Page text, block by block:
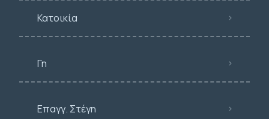
Κατοικία
Γη
Επαγγ. Στέγη